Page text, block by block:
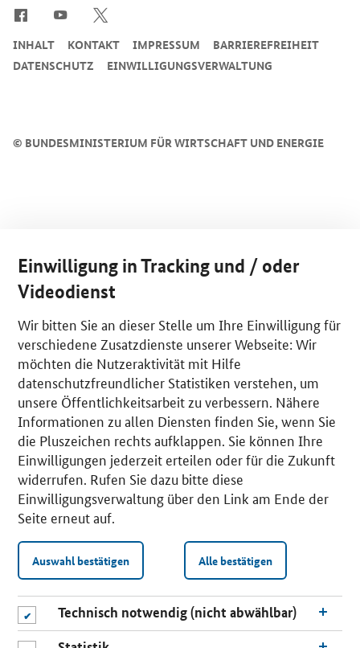
© BUNDESMINISTERIUM FÜR WIRTSCHAFT UND ENERGIE
INHALT KONTAKT IMPRESSUM
BARRIEREFREIHEIT
DATENSCHUTZ
EINWILLIGUNGSVERWALTUNG
Einwilligung in Tracking und / oder
Videodienst
Wir bitten Sie an dieser Stelle um Ihre Einwilligung für
verschiedene Zusatzdienste unserer Webseite: Wir
möchten die Nutzeraktivität mit Hilfe
datenschutzfreundlicher Statistiken verstehen, um
unsere Öffentlichkeitsarbeit zu verbessern. Nähere
Informationen zu allen Diensten finden Sie, wenn Sie
die Pluszeichen rechts aufklappen. Sie können Ihre
Einwilligungen jederzeit erteilen oder für die Zukunft
widerrufen. Rufen Sie dazu bitte diese
Einwilligungsverwaltung über den Link am Ende der
Seite erneut auf.
Auswahl bestätigen Alle bestätigen
Technisch notwendig (nicht abwählbar)